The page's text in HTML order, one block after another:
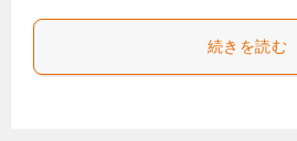
続きを読む